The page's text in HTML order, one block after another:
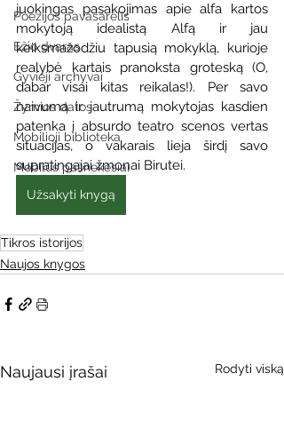
Poezijos pavasarėlis
Ežio dvaras
Gyvieji archyvai
Žymios datos
Mobilioji biblioteka
Mobilūs pašnekesiai
juokingas pasakojimas apie alfa kartos
mokytoją idealistą Alfą ir jau
keiksmažodžiu tapusią mokyklą, kurioje
realybė kartais pranoksta groteską (O,
dabar visai kitas reikalas!). Per savo
naivumą ir jautrumą mokytojas kasdien
patenka į absurdo teatro scenos vertas
situacijas, o vakarais lieja širdį savo
supratingajai žmonai Birutei.
Užsakyti knygą
Tikros istorijos
Naujos knygos
Naujausi įrašai Rodyti viską